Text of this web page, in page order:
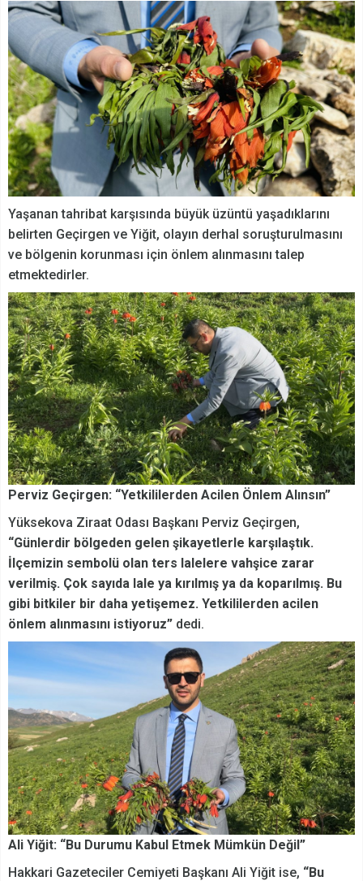
Yaşanan tahribat karşısında büyük üzüntü yaşadıklarını
belirten Geçirgen ve Yiğit, olayın derhal soruşturulmasını
ve bölgenin korunması için önlem alınmasını talep
etmektedirler.
Perviz Geçirgen: “Yetkililerden Acilen Önlem Alınsın”
Yüksekova Ziraat Odası Başkanı Perviz Geçirgen,
“Günlerdir bölgeden gelen şikayetlerle karşılaştık.
İlçemizin sembolü olan ters lalelere vahşice zarar
verilmiş. Çok sayıda lale ya kırılmış ya da koparılmış. Bu
gibi bitkiler bir daha yetişemez. Yetkililerden acilen
önlem alınmasını istiyoruz” dedi.
Ali Yiğit: “Bu Durumu Kabul Etmek Mümkün Değil”
Hakkari Gazeteciler Cemiyeti Başkanı Ali Yiğit ise, “Bu